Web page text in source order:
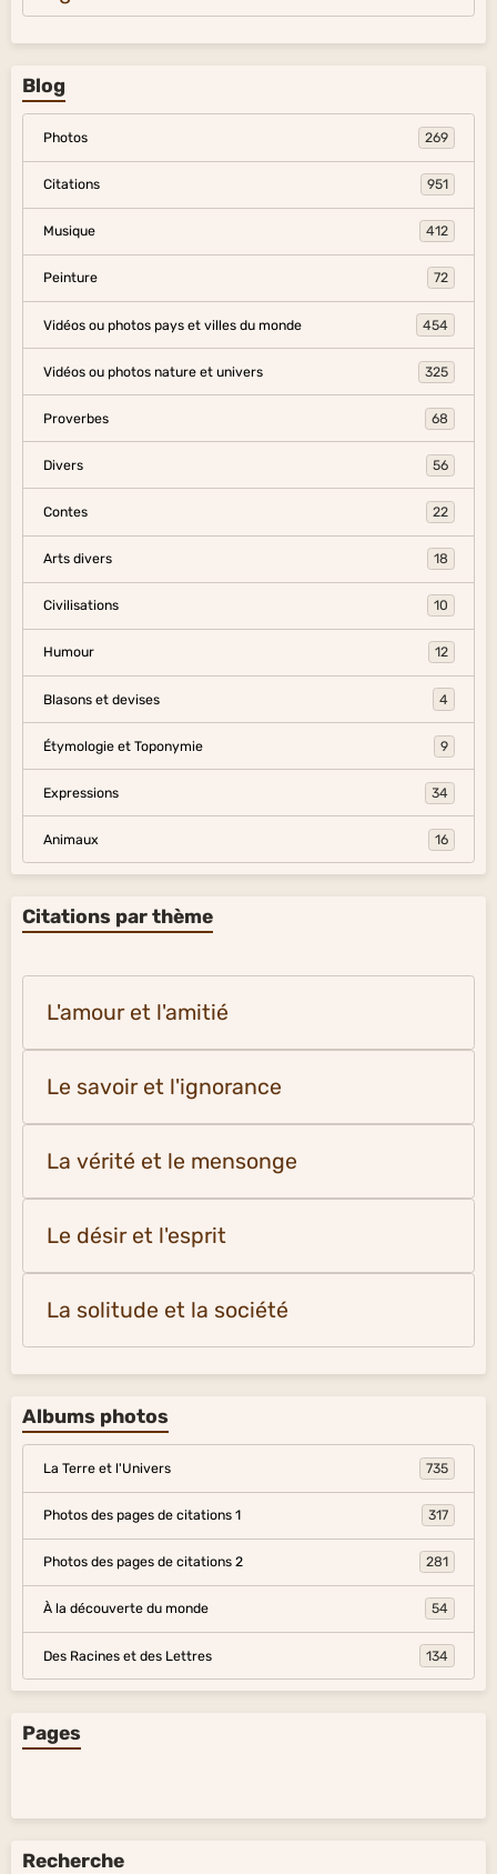
Blog
Photos 269
Citations 951
Musique 412
Peinture 72
Vidéos ou photos pays et villes du monde 454
Vidéos ou photos nature et univers 325
Proverbes 68
Divers 56
Contes 22
Arts divers 18
Civilisations 10
Humour 12
Blasons et devises 4
Étymologie et Toponymie 9
Expressions 34
Animaux 16
Citations par thème
L'amour et l'amitié
Le savoir et l'ignorance
La vérité et le mensonge
Le désir et l'esprit
La solitude et la société
Albums photos
La Terre et l'Univers 735
Photos des pages de citations 1 317
Photos des pages de citations 2 281
À la découverte du monde 54
Des Racines et des Lettres 134
Pages
Recherche